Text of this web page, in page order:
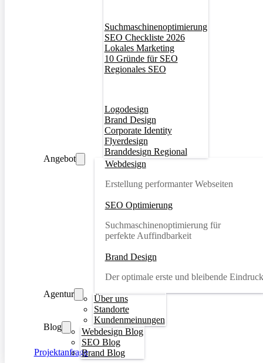
Suchmaschinenoptimierung
SEO Checkliste 2026
Lokales Marketing
10 Gründe für SEO
Regionales SEO
Logodesign
Brand Design
Corporate Identity
Flyerdesign
Branddesign Regional
Angebot
Webdesign
Erstellung performanter Webseiten
SEO Optimierung
Suchmaschinenoptimierung für
perfekte Auffindbarkeit
Brand Design
Der optimale erste und bleibende Eindruck
Agentur
Über uns
Standorte
Kundenmeinungen
Blog
Webdesign Blog
SEO Blog
Brand Blog
Projektanfrage